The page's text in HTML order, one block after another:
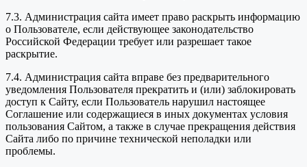
7.3. Администрация сайта имеет право раскрыть информацию
о Пользователе, если действующее законодательство
Российской Федерации требует или разрешает такое
раскрытие.
7.4. Администрация сайта вправе без предварительного
уведомления Пользователя прекратить и (или) заблокировать
доступ к Сайту, если Пользователь нарушил настоящее
Соглашение или содержащиеся в иных документах условия
пользования Сайтом, а также в случае прекращения действия
Сайта либо по причине технической неполадки или
проблемы.